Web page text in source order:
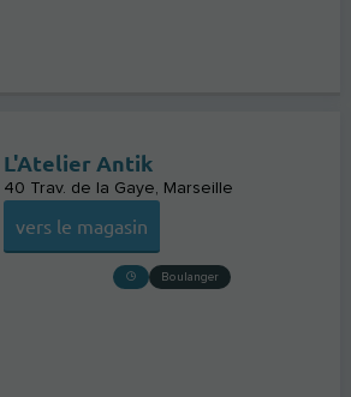
L'Atelier Antik
40 Trav. de la Gaye Marseille
vers le magasin
Boulanger